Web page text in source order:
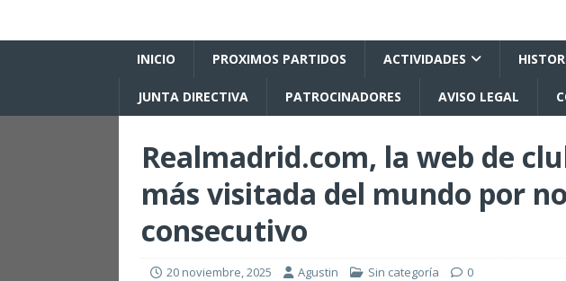
INICIO PROXIMOS PARTIDOS ACTIVIDADES
JUNTA DIRECTIVA PATROCINADORES AVISO LEGAL
Realmadrid.com, la web de
más visitada del mundo por
consecutivo
20 noviembre, 2025 Agustin Sin categoría 0